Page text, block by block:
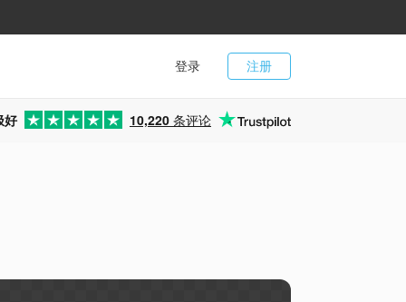
注册
登录
好 10,220 条评论